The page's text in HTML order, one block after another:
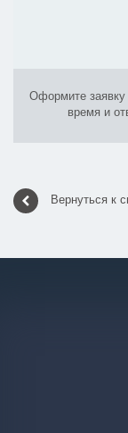
Оформите
время и
Вернуться к